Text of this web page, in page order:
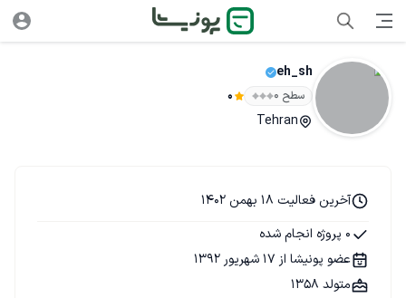
eh_sh
سطح ۰ 0
Tehran
آخرین فعالیت 18 بهمن 1402
0 پروژه انجام شده
عضو پونیشا از 17 شهریور 1392
متولد 1358